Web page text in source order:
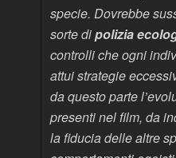
specie. Dovrebbe
sorte dipolizia
controlli che ogni
attui strategie
da questo parte
presenti nel film, da
la fiducia delle altre